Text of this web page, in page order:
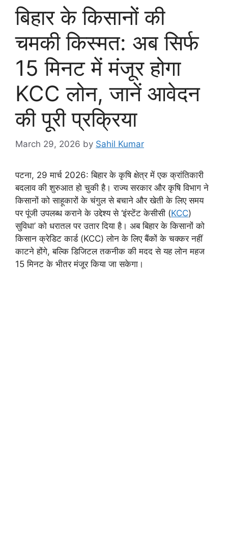
बिहार के किसानों की
चमकी किस्मत: अब सिर्फ
15 मिनट में मंजूर होगा
KCC लोन, जानें आवेदन
की पूरी प्रक्रिया
March 29, 2026 by Sahil Kumar
पटना, 29 मार्च 2026: बिहार के कृषि क्षेत्र में एक क्रांतिकारी
बदलाव की शुरुआत हो चुकी है। राज्य सरकार और कृषि विभाग ने
किसानों को साहूकारों के चंगुल से बचाने और खेती के लिए समय
पर पूंजी उपलब्ध कराने के उद्देश्य से ‘इंस्टेंट केसीसी (KCC)
सुविधा’ को धरातल पर उतार दिया है। अब बिहार के किसानों को
किसान क्रेडिट कार्ड (KCC) लोन के लिए बैंकों के चक्कर नहीं
काटने होंगे, बल्कि डिजिटल तकनीक की मदद से यह लोन महज
15 मिनट के भीतर मंजूर किया जा सकेगा।